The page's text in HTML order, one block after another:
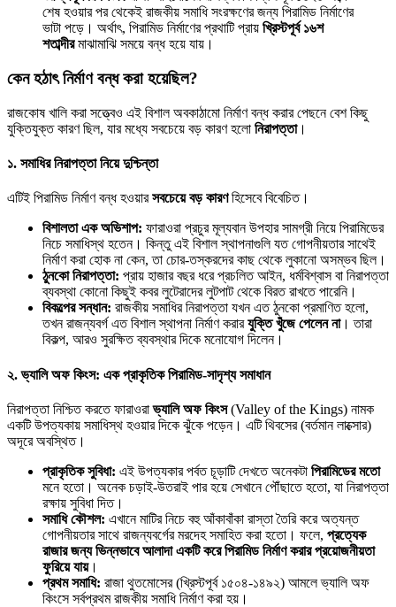
শেষ হওয়ার পর থেকেই রাজকীয় সমাধি সংরক্ষণের জন্য পিরামিড নির্মাণের
ভাটা পড়ে। অর্থাৎ, পিরামিড নির্মাণের প্রথাটি প্রায় খ্রিস্টপূর্ব ১৬শ
শতাব্দীরমাঝামাঝি সময়ে বন্ধ হয়ে যায়।
কেন হঠাৎ নির্মাণ বন্ধ করা হয়েছিল?
রাজকোষ খালি করা সত্ত্বেও এই বিশাল অবকাঠামো নির্মাণ বন্ধ করার পেছনে বেশ কিছু
যুক্তিযুক্ত কারণ ছিল, যার মধ্যে সবচেয়ে বড় কারণ হলো নিরাপত্তা।
১. সমাধির নিরাপত্তা নিয়ে দুশ্চিন্তা
এটিই পিরামিড নির্মাণ বন্ধ হওয়ারসবচেয়ে বড় কারণহিসেবে বিবেচিত।
বিশালতা এক অভিশাপ: ফারাওরা প্রচুর মূল্যবান উপহার সামগ্রী নিয়ে পিরামিডের
নিচে সমাধিস্থ হতেন। কিন্তু এই বিশাল স্থাপনাগুলি যত গোপনীয়তার সাথেই
নির্মাণ করা হোক না কেন, তা চোর-তস্করদের কাছ থেকে লুকানো অসম্ভব ছিল।
ঠুনকো নিরাপত্তা: প্রায় হাজার বছর ধরে প্রচলিত আইন, ধর্মবিশ্বাস বা নিরাপত্তা
ব্যবস্থা কোনো কিছুই কবর লুটেরাদের লুটপাট থেকে বিরত রাখতে পারেনি।
বিকল্পের সন্ধান: রাজকীয় সমাধির নিরাপত্তা যখন এত ঠুনকো প্রমাণিত হলো,
তখন রাজন্যবর্গ এত বিশাল স্থাপনা নির্মাণ করারযুক্তি খুঁজে পেলেন না। তারা
বিকল্প, আরও সুরক্ষিত ব্যবস্থার দিকে মনোযোগ দিলেন।
২. ভ্যালি অফ কিংস: এক প্রাকৃতিক পিরামিড-সাদৃশ্য সমাধান
নিরাপত্তা নিশ্চিত করতে ফারাওরাভ্যালি অফ কিংস(Valley of the Kings) নামক
একটি উপত্যকায় সমাধিস্থ হওয়ার দিকে ঝুঁকে পড়েন। এটি থিবসের (বর্তমান লাক্সোর)
অদূরে অবস্থিত।
প্রাকৃতিক সুবিধা: এই উপত্যকার পর্বত চূড়াটি দেখতে অনেকটা পিরামিডের মতো
মনে হতো। অনেক চড়াই-উতরাই পার হয়ে সেখানে পৌঁছাতে হতো, যা নিরাপত্তা
রক্ষায় সুবিধা দিত।
সমাধি কৌশল: এখানে মাটির নিচে বহু আঁকাবাঁকা রাস্তা তৈরি করে অত্যন্ত
গোপনীয়তার সাথে রাজন্যবর্গের মরদেহ সমাহিত করা হতো। ফলে, প্রত্যেক
রাজার জন্য ভিন্নভাবে আলাদা একটি করে পিরামিড নির্মাণ করার প্রয়োজনীয়তা
ফুরিয়ে যায়।
প্রথম সমাধি: রাজা থুতমোসের (খ্রিস্টপূর্ব ১৫০৪-১৪৯২) আমলে ভ্যালি অফ
কিংসে সর্বপ্রথম রাজকীয় সমাধি নির্মাণ করা হয়।